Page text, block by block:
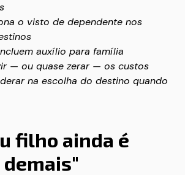
o visto de dependente nos
auxílio para família
— ou quase zerar — os custos
na escolha do destino quando
filho ainda é